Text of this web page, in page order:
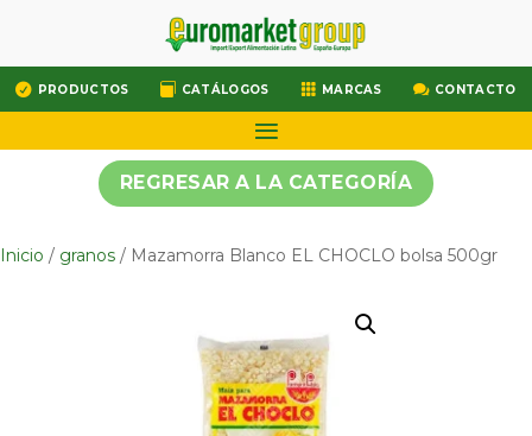
 PRODUCTOS  CATÁLOGOS  MARCAS  CONTACTO
REGRESAR A LA CATEGORÍA
Inicio / granos / Mazamorra Blanco EL CHOCLO bolsa 500gr